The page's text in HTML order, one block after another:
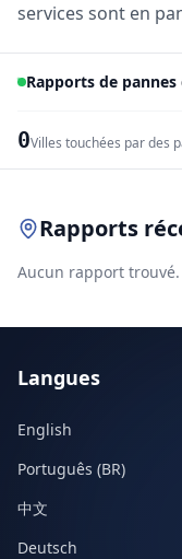
services sont en
Rapports de
0Villes touchées par des
Rapports
Aucun rapport trouvé.
Langues
English
Português (BR)
中文
Deutsch